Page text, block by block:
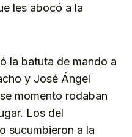
les abocó a la
la batuta de mando a
y José Ángel
momento rodaban
Los del
sucumbieron a la